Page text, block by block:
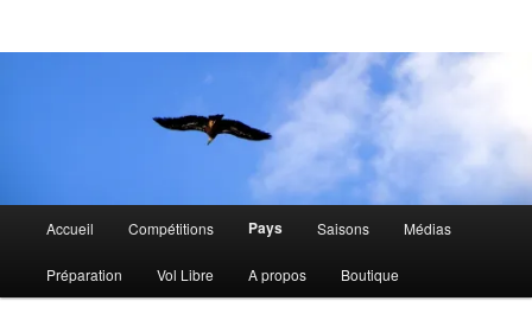
principal
Accueil Compétitions Pays Saisons Médias
Préparation Vol Libre A propos Boutique